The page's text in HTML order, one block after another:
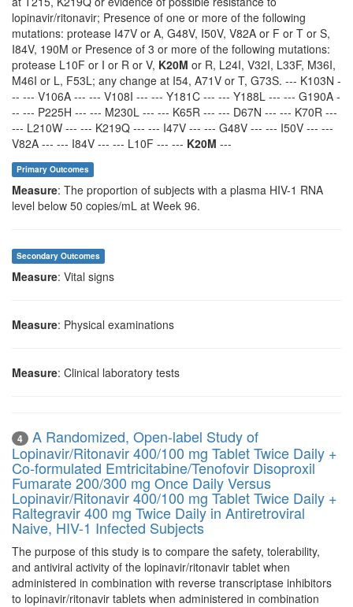
lopinavir/ritonavir; Presence of one or more of the following
mutations: protease I47V or A, G48V, I50V, V82A or F or T or S,
I84V, 190M or Presence of 3 or more of the following mutations:
protease L10F or I or R or V, K20M or R, L24I, V32I, L33F, M36I,
M46I or L, F53L; any change at I54, A71V or T, G73S. --- K103N -
-- --- V106A --- --- V108I --- --- Y181C --- --- Y188L --- --- G190A -
-- --- P225H --- --- M230L --- --- K65R --- --- D67N --- --- K70R ---
--- L210W --- --- K219Q --- --- I47V --- --- G48V --- --- I50V --- ---
V82A --- --- I84V --- --- L10F --- --- K20M ---
Primary Outcomes
Measure: The proportion of subjects with a plasma HIV-1 RNA
level below 50 copies/mL at Week 96.
Secondary Outcomes
Measure: Vital signs
Measure: Physical examinations
Measure: Clinical laboratory tests
4
A Randomized, Open-label Study of
Lopinavir/Ritonavir 400/100 mg Tablet Twice Daily +
Co-formulated Emtricitabine/Tenofovir Disoproxil
Fumarate 200/300 mg Once Daily Versus
Lopinavir/Ritonavir 400/100 mg Tablet Twice Daily +
Raltegravir 400 mg Twice Daily in Antiretroviral
Naive, HIV-1 Infected Subjects
The purpose of this study is to compare the safety, tolerability,
and antiviral activity of the lopinavir/ritonavir tablet when
administered in combination with reverse transcriptase inhibitors
to lopinavir/ritonavir tablets when administered in combination